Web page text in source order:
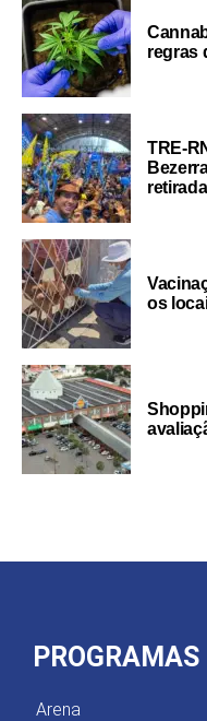
regras
TRE-
os
PROGRAMAS
Arena